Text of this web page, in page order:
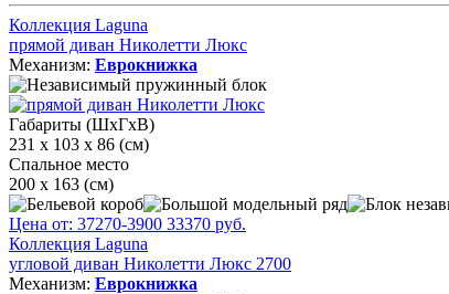
Коллекция Laguna
прямой диван Николетти Люкс
Механизм: Еврокнижка
Габариты (ШхГхВ)
231 х 103 х 86 (см)
Спальное место
200 х 163 (см)
Цена от: 37270-3900 33370 руб.
Коллекция Laguna
угловой диван Николетти Люкс 2700
Механизм: Еврокнижка